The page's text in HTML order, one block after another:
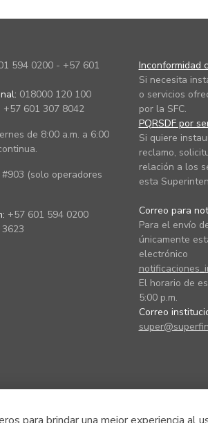
594 0200 - +57 601
018000 120 100
+57 601 307 8042
de 8:00 a.m. a 6:00
#903 (solo operadores
+57 601 594 0200
Inconformidad
Si necesita
o servicios
por la SFC.
PQRSDF por
Si quiere
reclamo,
relación a los
esta
Correo para
Para el envío
únicamente
electrónico
El horario de
5:00 p.m.
Correo